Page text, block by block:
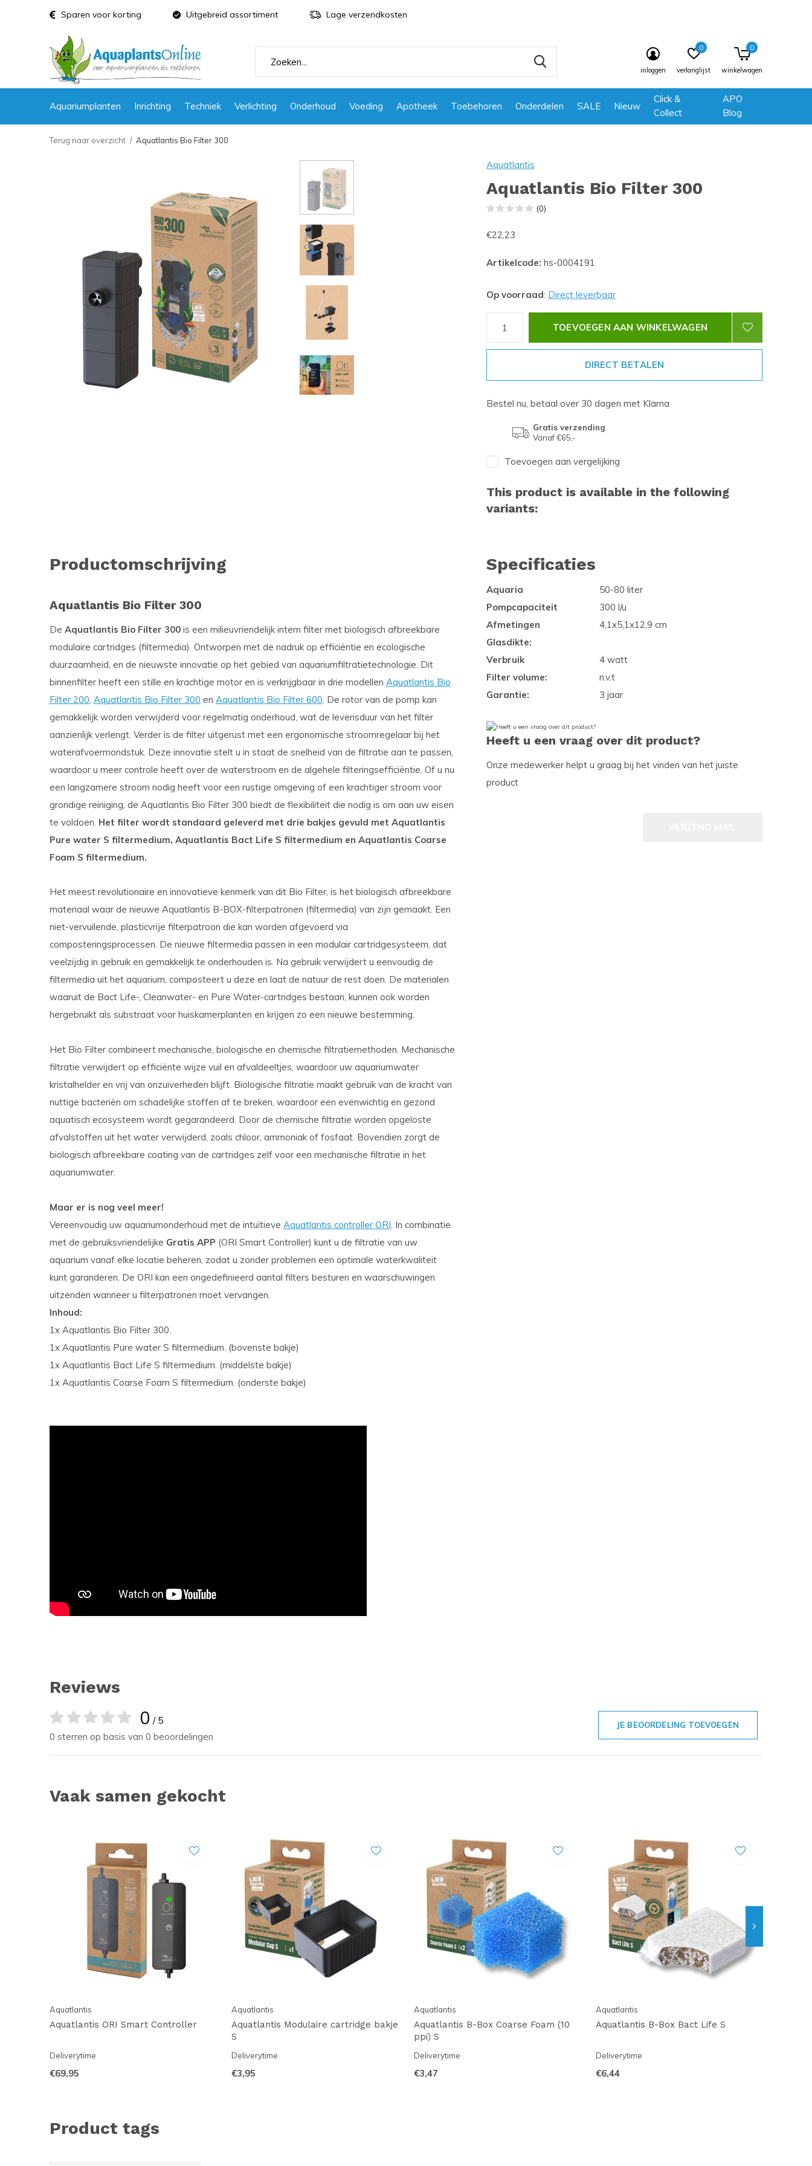
Aquariumplanten Inrichting Techniek Verlichting Onderhoud Voeding Apotheek Toebehoren Onderdelen SALE Nieuw
Click &
Collect
APO
Blog
inloggen verlanglijst
0
winkelwagen
0
Sparen voor korting Uitgebreid assortiment Lage verzendkosten
Terug naar overzicht Aquatlantis Bio Filter 300
Aquatlantis
Aquatlantis Bio Filter 300
(0)
€22,23
Artikelcode: hs-0004191
Op voorraad: Direct leverbaar
TOEVOEGEN AAN WINKELWAGEN
DIRECT BETALEN
Bestel nu, betaal over 30 dagen met Klarna
Gratis verzending
Vanaf €65,-
Toevoegen aan vergelijking
This product is available in the following
variants:
Productomschrijving
Aquatlantis Bio Filter 300
De Aquatlantis Bio Filter 300 is een milieuvriendelijk intern filter met biologisch afbreekbare
modulaire cartridges (filtermedia). Ontworpen met de nadruk op efficiëntie en ecologische
duurzaamheid, en de nieuwste innovatie op het gebied van aquariumfiltratietechnologie. Dit
binnenfilter heeft een stille en krachtige motor en is verkrijgbaar in drie modellen Aquatlantis Bio
Filter 200, Aquatlantis Bio Filter 300 en Aquatlantis Bio Filter 600. De rotor van de pomp kan
gemakkelijk worden verwijderd voor regelmatig onderhoud, wat de levensduur van het filter
aanzienlijk verlengt. Verder is de filter uitgerust met een ergonomische stroomregelaar bij het
waterafvoermondstuk. Deze innovatie stelt u in staat de snelheid van de filtratie aan te passen,
waardoor u meer controle heeft over de waterstroom en de algehele filteringsefficiëntie. Of u nu
een langzamere stroom nodig heeft voor een rustige omgeving of een krachtiger stroom voor
grondige reiniging, de Aquatlantis Bio Filter 300 biedt de flexibiliteit die nodig is om aan uw eisen
te voldoen. Het filter wordt standaard geleverd met drie bakjes gevuld met Aquatlantis
Pure water S filtermedium, Aquatlantis Bact Life S filtermedium en Aquatlantis Coarse
Foam S filtermedium.
Het meest revolutionaire en innovatieve kenmerk van dit Bio Filter, is het biologisch afbreekbare
materiaal waar de nieuwe Aquatlantis B-BOX-filterpatronen (filtermedia) van zijn gemaakt. Een
niet-vervuilende, plasticvrije filterpatroon die kan worden afgevoerd via
composteringsprocessen. De nieuwe filtermedia passen in een modulair cartridgesysteem, dat
veelzijdig in gebruik en gemakkelijk te onderhouden is. Na gebruik verwijdert u eenvoudig de
filtermedia uit het aquarium, composteert u deze en laat de natuur de rest doen. De materialen
waaruit de Bact Life-, Cleanwater- en Pure Water-cartridges bestaan, kunnen ook worden
hergebruikt als substraat voor huiskamerplanten en krijgen zo een nieuwe bestemming.
Het Bio Filter combineert mechanische, biologische en chemische filtratiemethoden. Mechanische
filtratie verwijdert op efficiënte wijze vuil en afvaldeeltjes, waardoor uw aquariumwater
kristalhelder en vrij van onzuiverheden blijft. Biologische filtratie maakt gebruik van de kracht van
nuttige bacteriën om schadelijke stoffen af te breken, waardoor een evenwichtig en gezond
aquatisch ecosysteem wordt gegarandeerd. Door de chemische filtratie worden opgeloste
afvalstoffen uit het water verwijderd, zoals chloor, ammoniak of fosfaat. Bovendien zorgt de
biologisch afbreekbare coating van de cartridges zelf voor een mechanische filtratie in het
aquariumwater.
Maar er is nog veel meer!
Vereenvoudig uw aquariumonderhoud met de intuïtieve Aquatlantis controller ORI. In combinatie
met de gebruiksvriendelijke Gratis APP (ORI Smart Controller) kunt u de filtratie van uw
aquarium vanaf elke locatie beheren, zodat u zonder problemen een optimale waterkwaliteit
kunt garanderen. De ORI kan een ongedefinieerd aantal filters besturen en waarschuwingen
uitzenden wanneer u filterpatronen moet vervangen.
Inhoud:
1x Aquatlantis Bio Filter 300.
1x Aquatlantis Pure water S filtermedium. (bovenste bakje)
1x Aquatlantis Bact Life S filtermedium. (middelste bakje)
1x Aquatlantis Coarse Foam S filtermedium. (onderste bakje)
Specificaties
Aquaria
50-80 liter
Pompcapaciteit
300 l/u
Afmetingen
4,1x5,1x12,9 cm
Glasdikte:
Verbruik
4 watt
Filter volume:
n.v.t
Garantie:
3 jaar
Heeft u een vraag over dit product?
Onze medewerker helpt u graag bij het vinden van het juiste
product
Reviews
0 / 5
0 sterren op basis van 0 beoordelingen
JE BEOORDELING TOEVOEGEN
Vaak samen gekocht
Aquatlantis
Aquatlantis ORI Smart Controller
Deliverytime
€69,95
Aquatlantis
Aquatlantis Modulaire cartridge bakje
S
Deliverytime
€3,95
Aquatlantis
Aquatlantis B-Box Coarse Foam (10
ppi) S
Deliverytime
€3,47
Aquatlantis
Aquatlantis B-Box Bact Life S
Deliverytime
€6,44
Product tags